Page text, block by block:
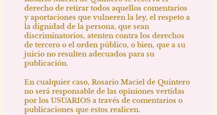
derecho de retirar todos aquellos comentarios
y aportaciones que vulneren la ley, el respeto a
la dignidad de la persona, que sean
discriminatorios, atenten contra los derechos
de tercero o el orden público, o bien, que a su
juicio no resulten adecuados para su
publicación.
En cualquier caso, Rosario Maciel de Quintero
no será responsable de las opiniones vertidas
por los USUARIOS a través de comentarios o
publicaciones que estos realicen.